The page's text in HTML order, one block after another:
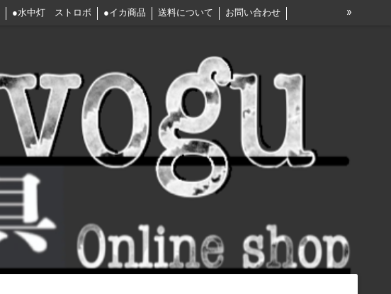
●水中灯 ストロボ ●イカ商品 送料について お問い合わせ »